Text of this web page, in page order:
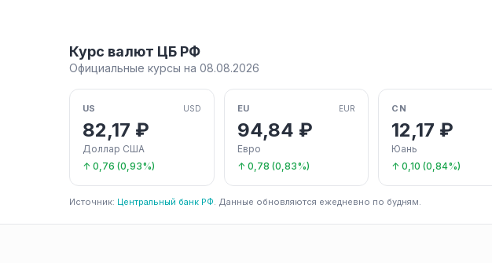
Курс валют ЦБ РФ
Официальные курсы на 08.08.2026
US USD
82,17 ₽
Доллар США
↑ 0,76 (0,93%)
EU EUR
94,84 ₽
Евро
↑ 0,78 (0,83%)
CN
12,17 ₽
Юань
↑ 0,10 (0,84%)
Источник: Центральный банк РФ. Данные обновляются ежедневно по будням.